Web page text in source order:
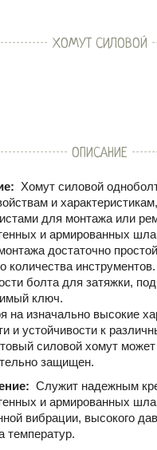
ХОМУТ СИЛОВОЙ
ОПИСАНИЕ
Хомут силовой
и
для монтажа или
и армированных
достаточно
количества
болта для затяжки,
ключ.
на изначально высокие
и устойчивости к
силовой хомут
защищен.
Служит надежным
и армированных
вибрации, высокого
температур.